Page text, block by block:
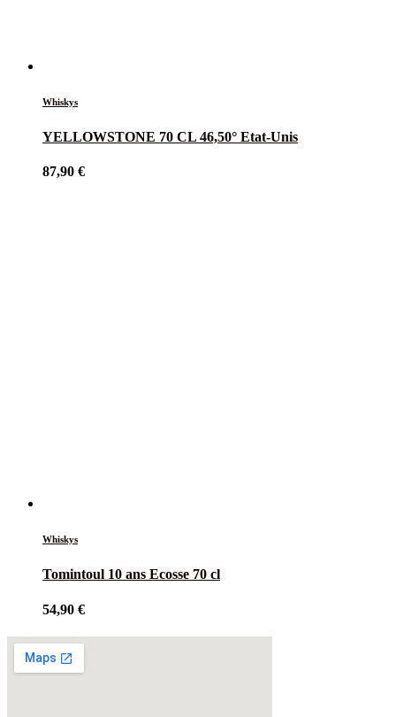
Whiskys
YELLOWSTONE 70 CL 46,50° Etat-Unis
87,90 €
Whiskys
Tomintoul 10 ans Ecosse 70 cl
54,90 €